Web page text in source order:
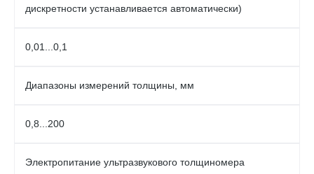
дискретности устанавливается автоматически)
0,01...0,1
Диапазоны измерений толщины, мм
0,8...200
Электропитание ультразвукового толщиномера